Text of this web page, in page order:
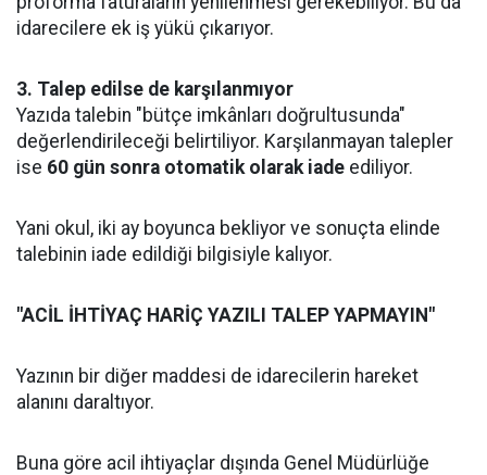
idarecilere ek iş yükü çıkarıyor.
3. Talep edilse de karşılanmıyor
Yazıda talebin "bütçe imkânları doğrultusunda"
değerlendirileceği belirtiliyor. Karşılanmayan talepler
ise 60 gün sonra otomatik olarak iade ediliyor.
Yani okul, iki ay boyunca bekliyor ve sonuçta elinde
talebinin iade edildiği bilgisiyle kalıyor.
"ACİL İHTİYAÇ HARİÇ YAZILI TALEP YAPMAYIN"
Yazının bir diğer maddesi de idarecilerin hareket
alanını daraltıyor.
Buna göre acil ihtiyaçlar dışında Genel Müdürlüğe